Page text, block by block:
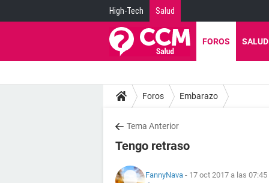
High-Tech Salud
FOROS SALUD
Foros Embarazo
Tema Anterior
Tengo retraso
FannyNava - 17 oct 2017 a las 07:45